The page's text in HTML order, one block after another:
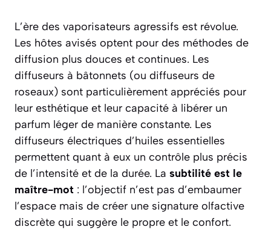
L’ère des vaporisateurs agressifs est révolue.
Les hôtes avisés optent pour des méthodes de
diffusion plus douces et continues. Les
diffuseurs à bâtonnets (ou diffuseurs de
roseaux) sont particulièrement appréciés pour
leur esthétique et leur capacité à libérer un
parfum léger de manière constante. Les
diffuseurs électriques d’huiles essentielles
permettent quant à eux un contrôle plus précis
de l’intensité et de la durée. La subtilité est le
maître-mot : l’objectif n’est pas d’embaumer
l’espace mais de créer une signature olfactive
discrète qui suggère le propre et le confort.